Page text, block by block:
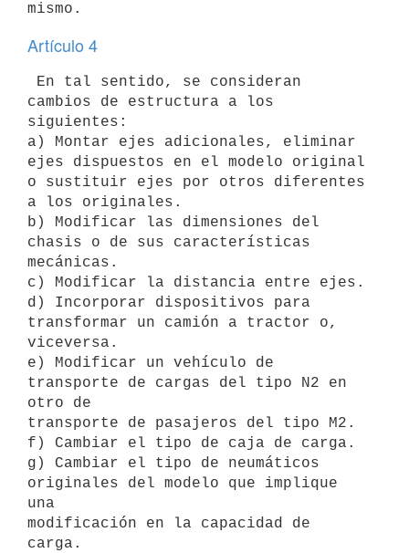
Artículo 4
cambios de estructura a los
siguientes:
a) Montar ejes adicionales, eliminar
ejes dispuestos en el modelo original
o sustituir ejes por otros diferentes
a los originales.
b) Modificar las dimensiones del
chasis o de sus características
mecánicas.
c) Modificar la distancia entre ejes.
d) Incorporar dispositivos para
transformar un camión a tractor o,
viceversa.
e) Modificar un vehículo de
transporte de cargas del tipo N2 en
otro de
transporte de pasajeros del tipo M2.
f) Cambiar el tipo de caja de carga.
g) Cambiar el tipo de neumáticos
originales del modelo que implique
una
modificación en la capacidad de
carga.